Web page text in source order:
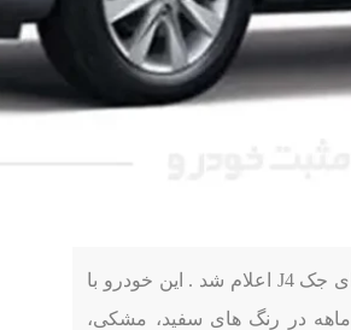
به گزارش مثبت خودرو، شرایط فروش نقد و اقساط کرمان موتور برای جک J4 اعلام شد . این خودرو با
قیمت مصوب 8.850.000.000 ریال به صورت نقد و اقساط 12 یا 24 ماهه در رنگ های سفید، مشکی،